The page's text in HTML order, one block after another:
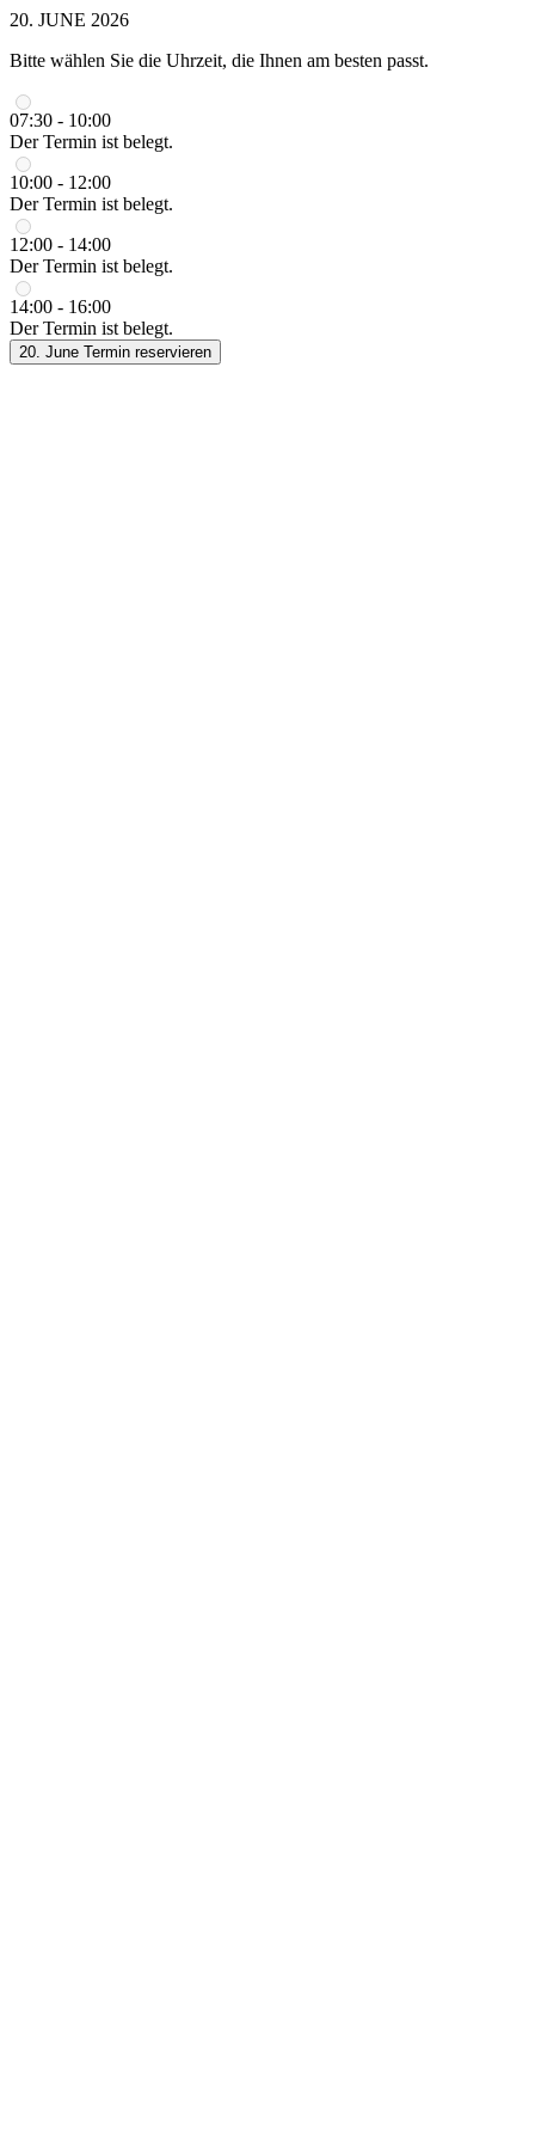
20. JUNE 2026
Bitte wählen Sie die Uhrzeit, die Ihnen am besten passt.
07:30 - 10:00
Der Termin ist belegt.
10:00 - 12:00
Der Termin ist belegt.
12:00 - 14:00
Der Termin ist belegt.
14:00 - 16:00
Der Termin ist belegt.
20. June Termin reservieren